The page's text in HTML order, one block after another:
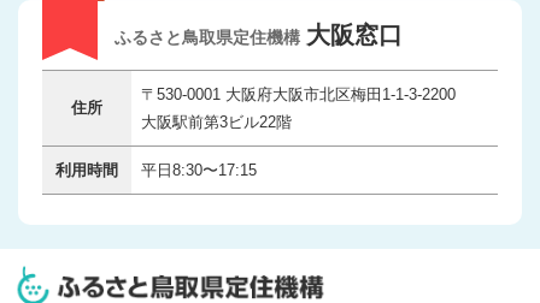
ふるさと鳥取県定住機構 大阪窓口
住所
〒530-0001 大阪府大阪市北区梅田1-1-3-2200
大阪駅前第3ビル22階
利用時間 平日8:30〜17:15